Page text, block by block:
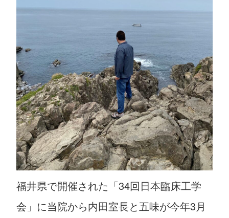
福井県で開催された「34回日本臨床工学
会」に当院から内田室長と五味が今年3月